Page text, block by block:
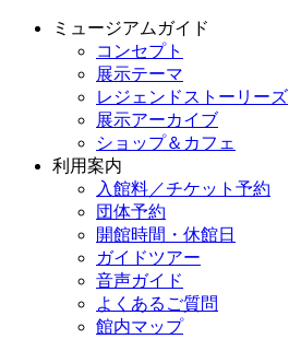
ミュージアムガイド
コンセプト
展示テーマ
レジェンドストーリーズ
展示アーカイブ
ショップ＆カフェ
利用案内
入館料／チケット予約
団体予約
開館時間・休館日
ガイドツアー
音声ガイド
よくあるご質問
館内マップ